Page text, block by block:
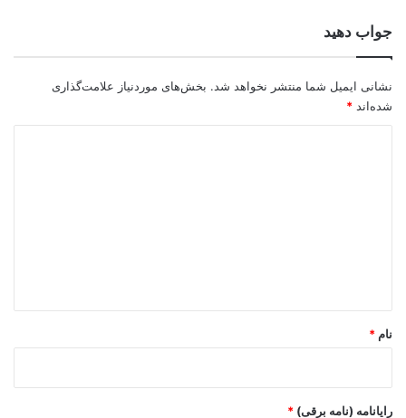
جواب دهید
نشانی ایمیل شما منتشر نخواهد شد. بخش‌های موردنیاز علامت‌گذاری
شده‌اند *
نام *
رایانامه (نامه برقی) *